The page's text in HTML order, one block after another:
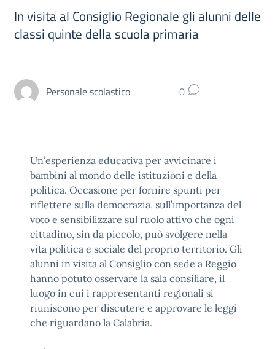
In visita al Consiglio Regionale gli alunni delle
classi quinte della scuola primaria
Personale scolastico 0
Un’esperienza educativa per avvicinare i
bambini al mondo delle istituzioni e della
politica. Occasione per fornire spunti per
riflettere sulla democrazia, sull’importanza del
voto e sensibilizzare sul ruolo attivo che ogni
cittadino, sin da piccolo, può svolgere nella
vita politica e sociale del proprio territorio. Gli
alunni in visita al Consiglio con sede a Reggio
hanno potuto osservare la sala consiliare, il
luogo in cui i rappresentanti regionali si
riuniscono per discutere e approvare le leggi
che riguardano la Calabria.